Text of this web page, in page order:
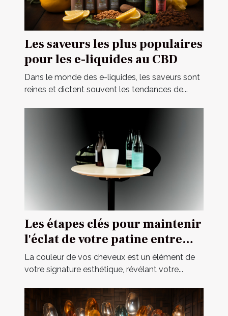
Les saveurs les plus populaires
pour les e-liquides au CBD
Dans le monde des e-liquides, les saveurs sont
reines et dictent souvent les tendances de...
Les étapes clés pour maintenir
l'éclat de votre patine entre
deux visites chez le coiffeur
La couleur de vos cheveux est un élément de
votre signature esthétique, révélant votre...